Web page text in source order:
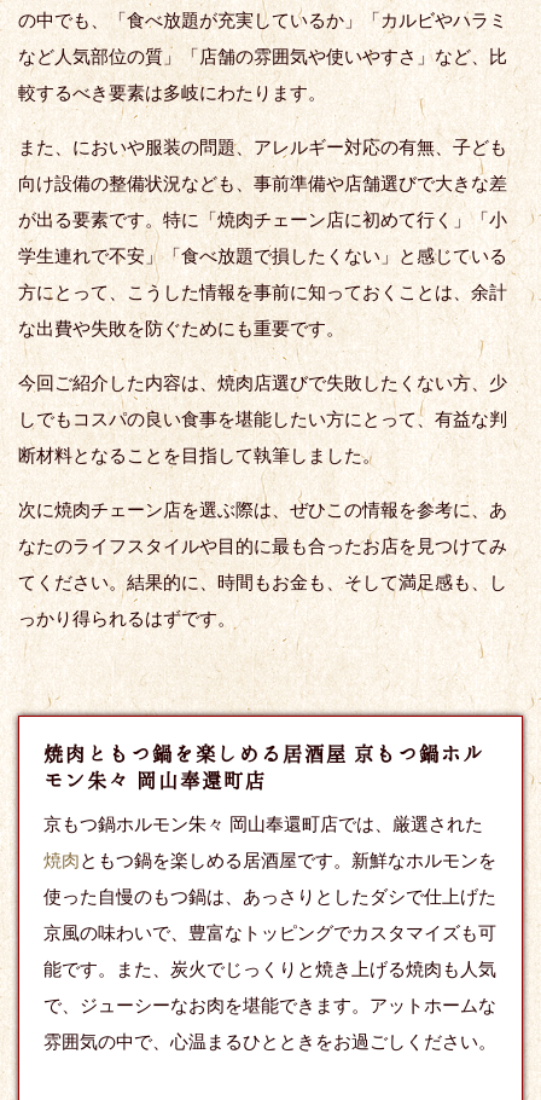
の中でも、「食べ放題が充実しているか」「カルビやハラミ
など人気部位の質」「店舗の雰囲気や使いやすさ」など、比
較するべき要素は多岐にわたります。
また、においや服装の問題、アレルギー対応の有無、子ども
向け設備の整備状況なども、事前準備や店舗選びで大きな差
が出る要素です。特に「焼肉チェーン店に初めて行く」「小
学生連れで不安」「食べ放題で損したくない」と感じている
方にとって、こうした情報を事前に知っておくことは、余計
な出費や失敗を防ぐためにも重要です。
今回ご紹介した内容は、焼肉店選びで失敗したくない方、少
しでもコスパの良い食事を堪能したい方にとって、有益な判
断材料となることを目指して執筆しました。
次に焼肉チェーン店を選ぶ際は、ぜひこの情報を参考に、あ
なたのライフスタイルや目的に最も合ったお店を見つけてみ
てください。結果的に、時間もお金も、そして満足感も、し
っかり得られるはずです。
焼肉ともつ鍋を楽しめる居酒屋 京もつ鍋ホル
モン朱々 岡山奉還町店
京もつ鍋ホルモン朱々 岡山奉還町店では、厳選された
焼肉ともつ鍋を楽しめる居酒屋です。新鮮なホルモンを
使った自慢のもつ鍋は、あっさりとしたダシで仕上げた
京風の味わいで、豊富なトッピングでカスタマイズも可
能です。また、炭火でじっくりと焼き上げる焼肉も人気
で、ジューシーなお肉を堪能できます。アットホームな
雰囲気の中で、心温まるひとときをお過ごしください。